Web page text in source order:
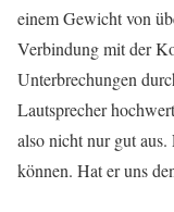
einem Gewicht von
Verbindung mit der
Unterbrechungen
Lautsprecher
also nicht nur gut aus.
können. Hat er uns